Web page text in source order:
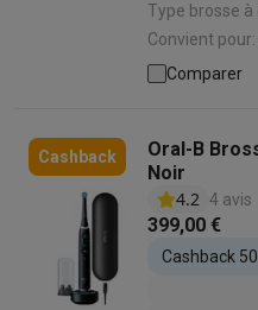
Type brosse à
Convient pour: Adultes |
brossage: 3 | Types de modes de brossage:
Comparer
Cashback
Oral-B
Noir
4.2 4 avis
399,00 €
Cashback